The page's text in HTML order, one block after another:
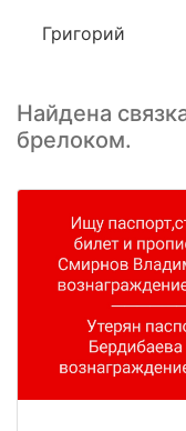
Григорий
Найдена
брелоком.